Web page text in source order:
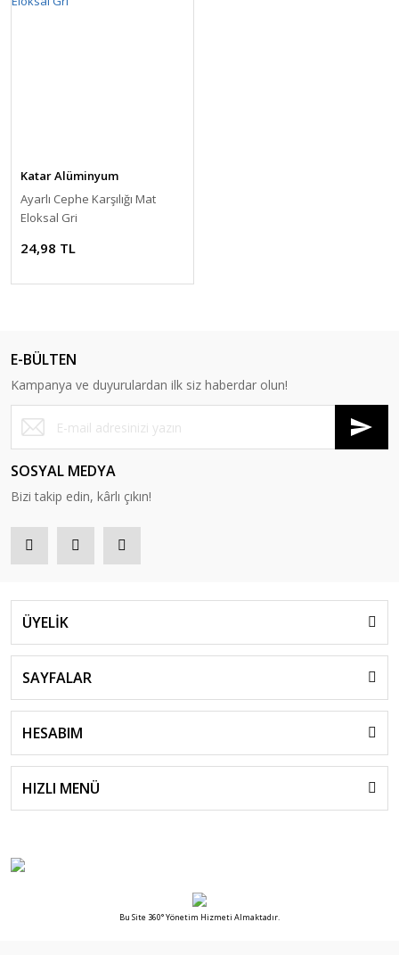
Katar Alüminyum
Ayarlı Cephe Karşılığı Mat
Eloksal Gri
24,98 TL
E-BÜLTEN
Kampanya ve duyurulardan ilk siz haberdar olun!
SOSYAL MEDYA
Bizi takip edin, kârlı çıkın!
ÜYELİK
SAYFALAR
HESABIM
HIZLI MENÜ
Bu Site 360° Yönetim Hizmeti Almaktadır.